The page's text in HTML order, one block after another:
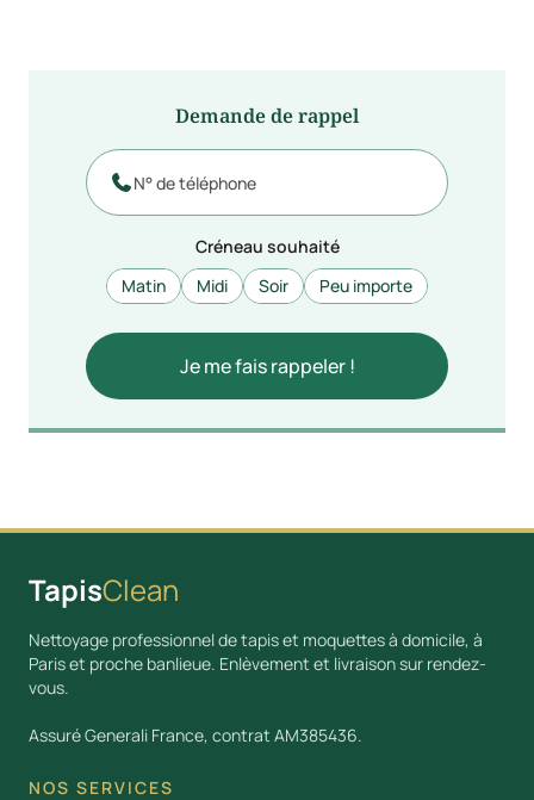
Demande de rappel

Créneau souhaité
Matin
Midi Soir Peu importe
TapisClean
Nettoyage professionnel de tapis et moquettes à domicile, à
Paris et proche banlieue. Enlèvement et livraison sur rendez-
vous.
Assuré Generali France, contrat AM385436.
NOS SERVICES